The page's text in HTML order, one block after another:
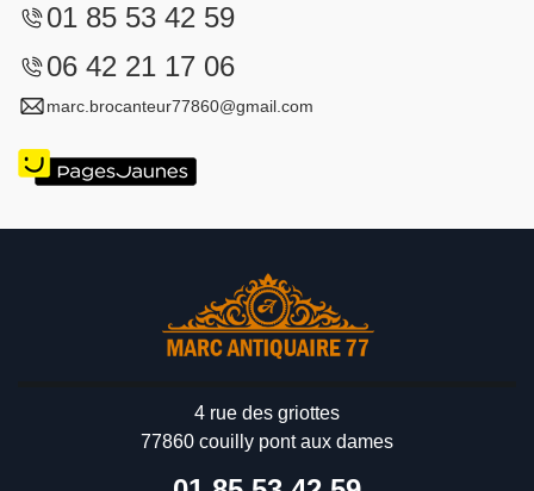
01 85 53 42 59
06 42 21 17 06
marc.brocanteur77860@gmail.com
4 rue des griottes
77860 couilly pont aux dames